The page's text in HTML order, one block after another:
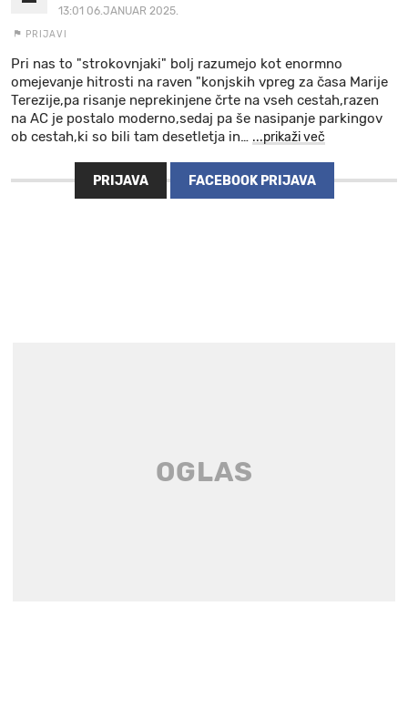
13:01 06.JANUAR 2025.
PRIJAVI
Pri nas to "strokovnjaki" bolj razumejo kot enormno
omejevanje hitrosti na raven "konjskih vpreg za časa Marije
Terezije,pa risanje neprekinjene črte na vseh cestah,razen
na AC je postalo moderno,sedaj pa še nasipanje parkingov
ob cestah,ki so bili tam desetletja in… ...prikaži več
PRIJAVA FACEBOOK PRIJAVA